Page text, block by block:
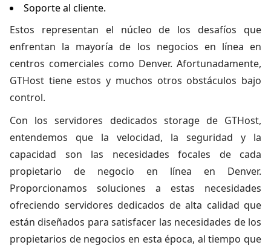
Soporte al cliente.
Estos representan el núcleo de los desafíos que
enfrentan la mayoría de los negocios en línea en
centros comerciales como Denver. Afortunadamente,
GTHost tiene estos y muchos otros obstáculos bajo
control.
Con los servidores dedicados storage de GTHost,
entendemos que la velocidad, la seguridad y la
capacidad son las necesidades focales de cada
propietario de negocio en línea en Denver.
Proporcionamos soluciones a estas necesidades
ofreciendo servidores dedicados de alta calidad que
están diseñados para satisfacer las necesidades de los
propietarios de negocios en esta época, al tiempo que